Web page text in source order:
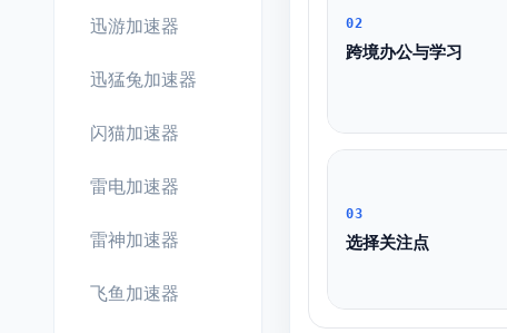
迅游加速器
迅猛兔加速器
闪猫加速器
雷电加速器
雷神加速器
飞鱼加速器
02
跨境办公与学习
03
选择关注点